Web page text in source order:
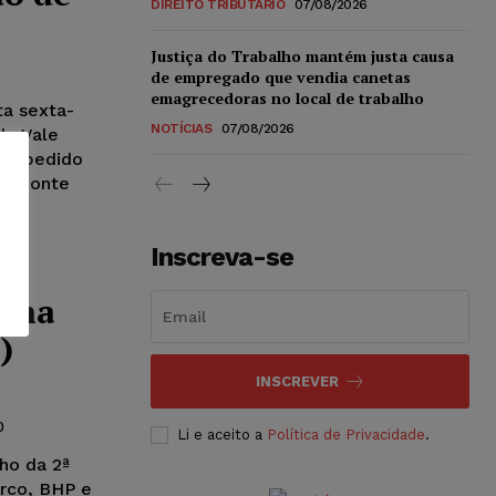
sexta-
Vale
pedido
na
da 2ª
BHP e
DIREITO TRIBUTÁRIO 07/08/2026
Justiça do Trabalho mantém justa causa
de empregado que vendia canetas
emagrecedoras no local de trabalho
NOTÍCIAS 07/08/2026
Inscreva-se
INSCREVER
Li e aceito a Política de Privacidade.